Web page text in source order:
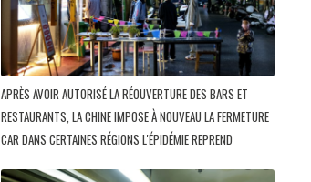
APRÈS AVOIR AUTORISÉ LA RÉOUVERTURE DES BARS ET
RESTAURANTS, LA CHINE IMPOSE À NOUVEAU LA FERMETURE
CAR DANS CERTAINES RÉGIONS L'ÉPIDÉMIE REPREND